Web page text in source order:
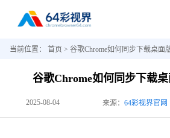
当前位置： 首页 > 谷歌Chrome如何同步下载桌面
谷歌Chrome如何同步下载
2025-08-04 来源： 64彩视界官网